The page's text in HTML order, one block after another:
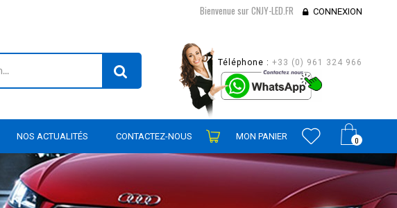
Bienvenue sur CNJY-LED.FR CONNEXION
Téléphone : +33 (0) 961 324 966
0
NOS ACTUALITÉS CONTACTEZ-NOUS MON PANIER